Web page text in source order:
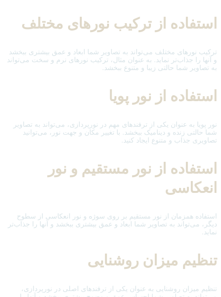
استفاده از ترکیب نورهای مختلف
ترکیب نورهای مختلف می‌تواند به تصاویر شما ابعاد و عمق بیشتری ببخشد
و آنها را جذاب‌تر نماید. به عنوان مثال، ترکیب نورهای نرم و سخت می‌تواند
به تصاویر شما حالتی زیبا و متنوع ببخشد.
استفاده از نور پویا
نور پویا به عنوان یکی از ترفندهای مهم در نورپردازی، می‌تواند به تصاویر
شما حالتی زنده و دینامیک ببخشد. با تغییر مکان و جهت نور، می‌توانید
تصاویری جذاب و متنوع ایجاد کنید.
استفاده از نور مستقیم و نور
انعکاسی
استفاده همزمان از نور مستقیم بر روی سوژه و نور انعکاسی از سطوح
دیگر، می‌تواند به تصاویر شما ابعاد و عمق بیشتری ببخشد و آنها را جذاب‌تر
نماید.
تنظیم میزان روشنایی
تنظیم میزان روشنایی به عنوان یکی از ترفندهای اصلی در نورپردازی،